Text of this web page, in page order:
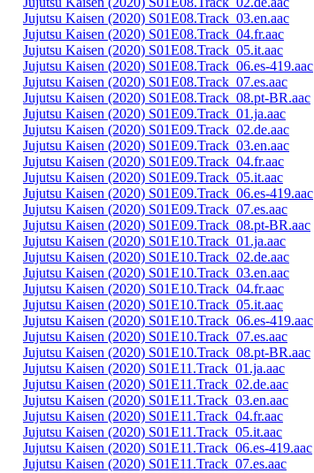
Jujutsu Kaisen (2020) S01E08.Track_03.en.aac
Jujutsu Kaisen (2020) S01E08.Track_04.fr.aac
Jujutsu Kaisen (2020) S01E08.Track_05.it.aac
Jujutsu Kaisen (2020) S01E08.Track_06.es-419.aac
Jujutsu Kaisen (2020) S01E08.Track_07.es.aac
Jujutsu Kaisen (2020) S01E08.Track_08.pt-BR.aac
Jujutsu Kaisen (2020) S01E09.Track_01.ja.aac
Jujutsu Kaisen (2020) S01E09.Track_02.de.aac
Jujutsu Kaisen (2020) S01E09.Track_03.en.aac
Jujutsu Kaisen (2020) S01E09.Track_04.fr.aac
Jujutsu Kaisen (2020) S01E09.Track_05.it.aac
Jujutsu Kaisen (2020) S01E09.Track_06.es-419.aac
Jujutsu Kaisen (2020) S01E09.Track_07.es.aac
Jujutsu Kaisen (2020) S01E09.Track_08.pt-BR.aac
Jujutsu Kaisen (2020) S01E10.Track_01.ja.aac
Jujutsu Kaisen (2020) S01E10.Track_02.de.aac
Jujutsu Kaisen (2020) S01E10.Track_03.en.aac
Jujutsu Kaisen (2020) S01E10.Track_04.fr.aac
Jujutsu Kaisen (2020) S01E10.Track_05.it.aac
Jujutsu Kaisen (2020) S01E10.Track_06.es-419.aac
Jujutsu Kaisen (2020) S01E10.Track_07.es.aac
Jujutsu Kaisen (2020) S01E10.Track_08.pt-BR.aac
Jujutsu Kaisen (2020) S01E11.Track_01.ja.aac
Jujutsu Kaisen (2020) S01E11.Track_02.de.aac
Jujutsu Kaisen (2020) S01E11.Track_03.en.aac
Jujutsu Kaisen (2020) S01E11.Track_04.fr.aac
Jujutsu Kaisen (2020) S01E11.Track_05.it.aac
Jujutsu Kaisen (2020) S01E11.Track_06.es-419.aac
Jujutsu Kaisen (2020) S01E11.Track_07.es.aac